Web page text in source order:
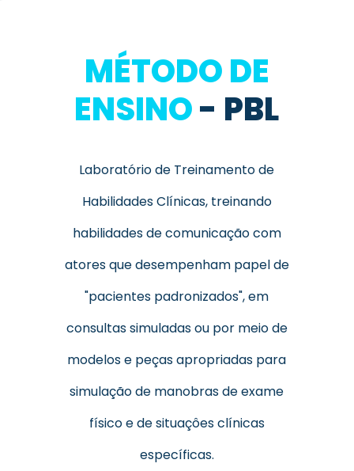
MÉTODO DE
ENSINO- PBL
Laboratório de Treinamento de
Habilidades Clínicas, treinando
habilidades de comunicação com
atores que desempenham papel de
"pacientes padronizados", em
consultas simuladas ou por meio de
modelos e peças apropriadas para
simulação de manobras de exame
físico e de situaçôes clínicas
específicas.